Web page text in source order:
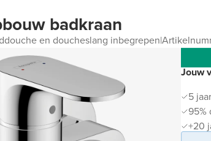
badkraan
en doucheslang inbegrepen|
Jouw
5
95%
+20